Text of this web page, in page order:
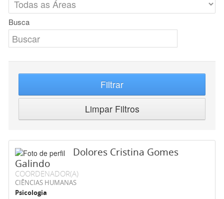
Busca
Filtrar
Limpar Filtros
Dolores Cristina Gomes
Galindo
COORDENADOR(A)
CIÊNCIAS HUMANAS
Psicologia